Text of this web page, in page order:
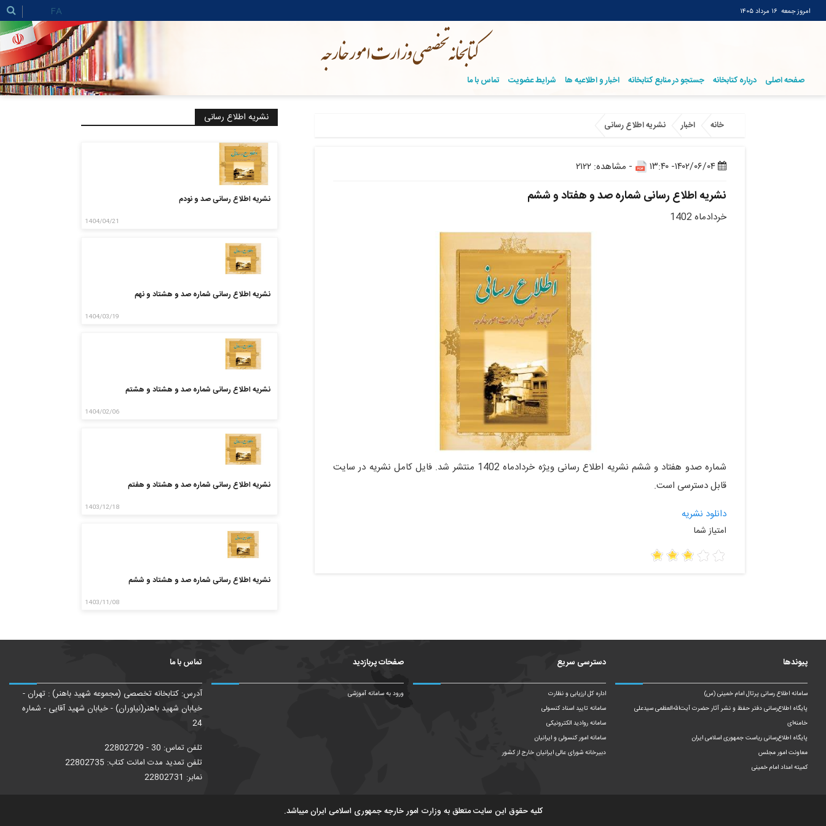
امروز جمعه ۱۶ مرداد ۱۴۰۵ FA
صفحه اصلی درباره کتابخانه جستجو در منابع کتابخانه اخبار و اطلاعیه ها شرایط عضویت تماس با ما
خانه اخبار نشریه اطلاع رسانی
۱۴۰۲/۰۶/۰۴- ۱۳:۴۰ - مشاهده: ۲۱۲۲
نشریه اطلاع رسانی شماره صد و هفتاد و ششم
خردادماه 1402
شماره صدو هفتاد و ششم نشریه اطلاع رسانی ویژه خردادماه 1402 منتشر شد. فایل کامل نشریه در سایت
قابل دسترسی است.
دانلود نشریه
امتیاز شما
نشریه اطلاع رسانی
نشریه اطلاع رسانی صد و نودم
1404/04/21
نشریه اطلاع رسانی شماره صد و هشتاد و نهم
1404/03/19
نشریه اطلاع رسانی شماره صد و هشتاد و هشتم
1404/02/06
نشریه اطلاع رسانی شماره صد و هشتاد و هفتم
1403/12/18
نشریه اطلاع رسانی شماره صد و هشتاد و ششم
1403/11/08
پیوندها
سامانه اطلاع رسانی پرتال امام خمینی (س)
پایگاه اطلاع‌رسانی دفتر حفظ و نشر آثار حضرت آیت‌الله‌العظمی سیدعلی
خامنه‌ای
پایگاه اطلاع‌رسانی ریاست‌ جمهوری اسلامی ایران
معاونت امور مجلس
کمیته امداد امام خمینی
دسترسی سریع
اداره کل ارزیابی و نظارت
سامانه تایید اسناد کنسولی
سامانه روادید الکترونیکی
سامانه امور کنسولی و ایرانیان
دبیرخانه شورای عالی ایرانیان خارج از کشور
صفحات پربازدید
ورود به سامانه آموزشی
تماس با ما
آدرس: کتابخانه تخصصی (مجموعه شهید باهنر) : تهران -
خیابان شهید باهنر(نیاوران) - خیابان شهید آقایی - شماره
24
تلفن تماس: 30 - 22802729
تلفن تمدید مدت امانت کتاب: 22802735
نمابر: 22802731
کلیه حقوق این سایت متعلق به وزارت امور خارجه جمهوری اسلامی ایران میباشد.